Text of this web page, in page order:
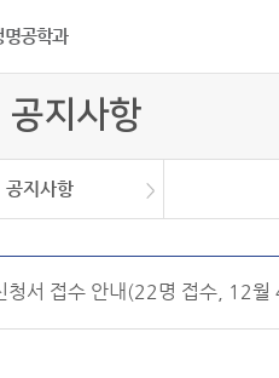
명공학과
공지사항
공지사항
학과소개
교과과정
학사정보
대학원
정보광장
커뮤니티
학사일정
공지사항
자유게시판
취업정보
Q&A
청서 접수 안내(22명 접수, 12월